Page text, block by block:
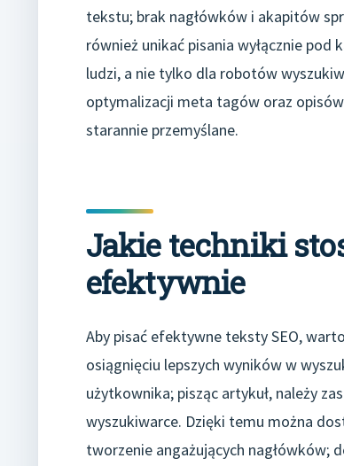
tekstu; brak nagłówków i akapitów
również unikać pisania wyłącznie
ludzi, a nie tylko dla robotów
optymalizacji meta tagów oraz
starannie przemyślane.
Jakie techniki
efektywnie
Aby pisać efektywne teksty SEO,
osiągnięciu lepszych wyników w
użytkownika; pisząc artykuł, należy
wyszukiwarce. Dzięki temu można
tworzenie angażujących nagłówków;